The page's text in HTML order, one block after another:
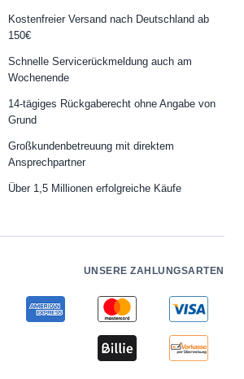
Kostenfreier Versand nach Deutschland ab
150€
Schnelle Servicerückmeldung auch am
Wochenende
14-tägiges Rückgaberecht ohne Angabe von
Grund
Großkundenbetreuung mit direktem
Ansprechpartner
Über 1,5 Millionen erfolgreiche Käufe
UNSERE ZAHLUNGSARTEN